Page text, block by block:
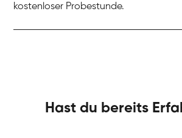
kostenloser Probestunde.
Hast du bereits